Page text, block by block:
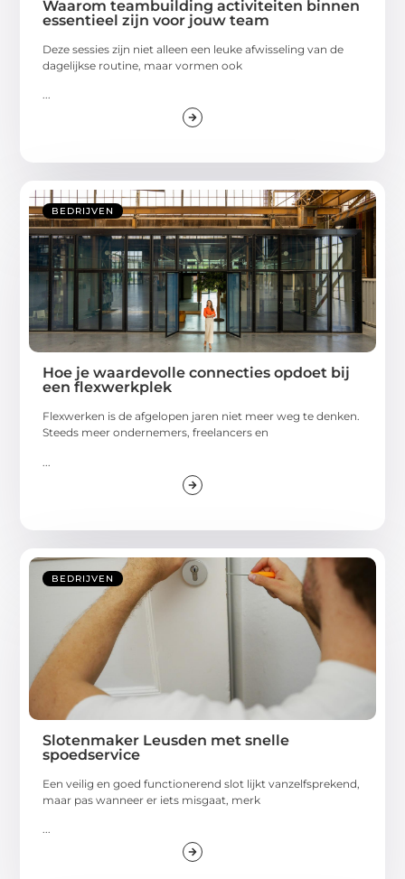
Waarom teambuilding activiteiten binnen
essentieel zijn voor jouw team
Deze sessies zijn niet alleen een leuke afwisseling van de
dagelijkse routine, maar vormen ook
...
BEDRIJVEN
Hoe je waardevolle connecties opdoet bij
een flexwerkplek
Flexwerken is de afgelopen jaren niet meer weg te denken.
Steeds meer ondernemers, freelancers en
BEDRIJVEN
Slotenmaker Leusden met snelle
spoedservice
Een veilig en goed functionerend slot lijkt vanzelfsprekend,
maar pas wanneer er iets misgaat, merk
...